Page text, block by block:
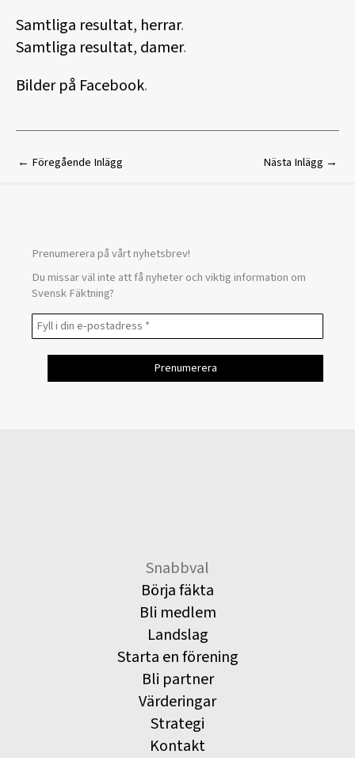
Samtliga resultat, herrar.
Samtliga resultat, damer.
Bilder på Facebook.
← Föregående Inlägg Nästa Inlägg →
Prenumerera på vårt nyhetsbrev!
Du missar väl inte att få nyheter och viktig information om
Svensk Fäktning?
Snabbval
Börja fäkta
Bli medlem
Landslag
Starta en förening
Bli partner
Värderingar
Strategi
Kontakt